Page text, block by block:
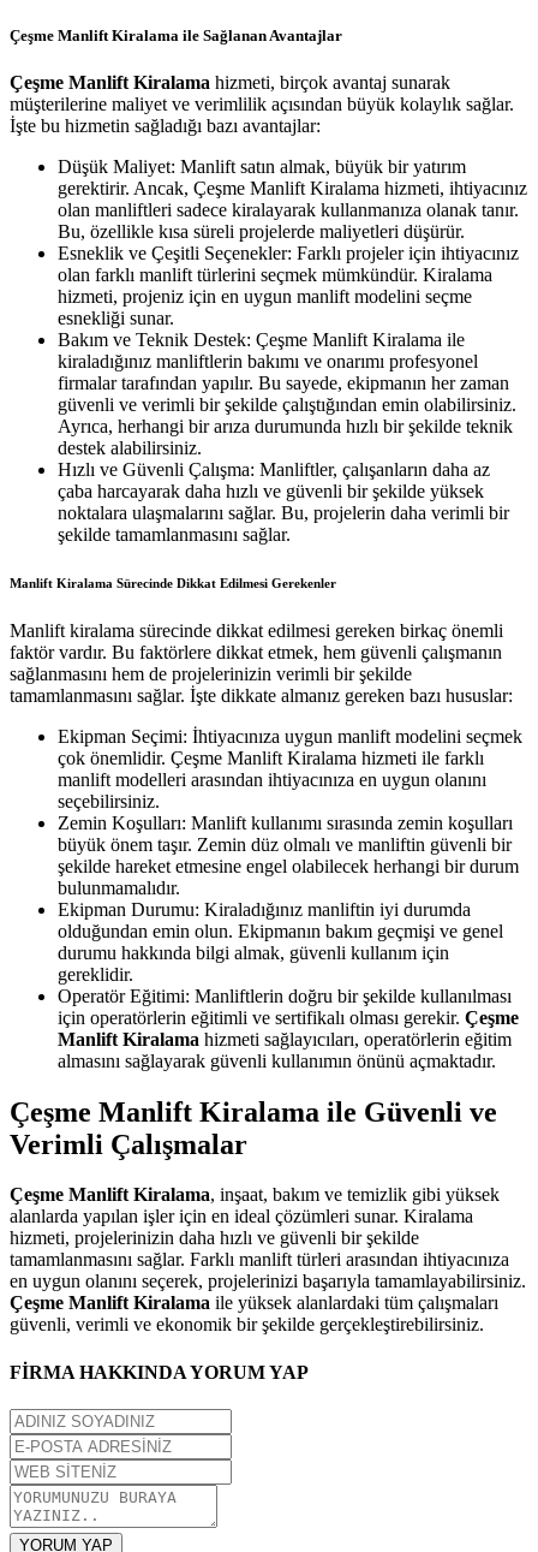
Çeşme Manlift Kiralama ile Sağlanan Avantajlar
Çeşme Manlift Kiralama hizmeti, birçok avantaj sunarak
müşterilerine maliyet ve verimlilik açısından büyük kolaylık sağlar.
İşte bu hizmetin sağladığı bazı avantajlar:
Düşük Maliyet: Manlift satın almak, büyük bir yatırım
gerektirir. Ancak, Çeşme Manlift Kiralama hizmeti, ihtiyacınız
olan manliftleri sadece kiralayarak kullanmanıza olanak tanır.
Bu, özellikle kısa süreli projelerde maliyetleri düşürür.
Esneklik ve Çeşitli Seçenekler: Farklı projeler için ihtiyacınız
olan farklı manlift türlerini seçmek mümkündür. Kiralama
hizmeti, projeniz için en uygun manlift modelini seçme
esnekliği sunar.
Bakım ve Teknik Destek: Çeşme Manlift Kiralama ile
kiraladığınız manliftlerin bakımı ve onarımı profesyonel
firmalar tarafından yapılır. Bu sayede, ekipmanın her zaman
güvenli ve verimli bir şekilde çalıştığından emin olabilirsiniz.
Ayrıca, herhangi bir arıza durumunda hızlı bir şekilde teknik
destek alabilirsiniz.
Hızlı ve Güvenli Çalışma: Manliftler, çalışanların daha az
çaba harcayarak daha hızlı ve güvenli bir şekilde yüksek
noktalara ulaşmalarını sağlar. Bu, projelerin daha verimli bir
şekilde tamamlanmasını sağlar.
Manlift Kiralama Sürecinde Dikkat Edilmesi Gerekenler
Manlift kiralama sürecinde dikkat edilmesi gereken birkaç önemli
faktör vardır. Bu faktörlere dikkat etmek, hem güvenli çalışmanın
sağlanmasını hem de projelerinizin verimli bir şekilde
tamamlanmasını sağlar. İşte dikkate almanız gereken bazı hususlar:
Ekipman Seçimi: İhtiyacınıza uygun manlift modelini seçmek
çok önemlidir. Çeşme Manlift Kiralama hizmeti ile farklı
manlift modelleri arasından ihtiyacınıza en uygun olanını
seçebilirsiniz.
Zemin Koşulları: Manlift kullanımı sırasında zemin koşulları
büyük önem taşır. Zemin düz olmalı ve manliftin güvenli bir
şekilde hareket etmesine engel olabilecek herhangi bir durum
bulunmamalıdır.
Ekipman Durumu: Kiraladığınız manliftin iyi durumda
olduğundan emin olun. Ekipmanın bakım geçmişi ve genel
durumu hakkında bilgi almak, güvenli kullanım için
gereklidir.
Operatör Eğitimi: Manliftlerin doğru bir şekilde kullanılması
için operatörlerin eğitimli ve sertifikalı olması gerekir. Çeşme
Manlift Kiralama hizmeti sağlayıcıları, operatörlerin eğitim
almasını sağlayarak güvenli kullanımın önünü açmaktadır.
Çeşme Manlift Kiralama ile Güvenli ve
Verimli Çalışmalar
Çeşme Manlift Kiralama, inşaat, bakım ve temizlik gibi yüksek
alanlarda yapılan işler için en ideal çözümleri sunar. Kiralama
hizmeti, projelerinizin daha hızlı ve güvenli bir şekilde
tamamlanmasını sağlar. Farklı manlift türleri arasından ihtiyacınıza
en uygun olanını seçerek, projelerinizi başarıyla tamamlayabilirsiniz.
Çeşme Manlift Kiralama ile yüksek alanlardaki tüm çalışmaları
güvenli, verimli ve ekonomik bir şekilde gerçekleştirebilirsiniz.
FİRMA HAKKINDA YORUM YAP
YORUM YAP